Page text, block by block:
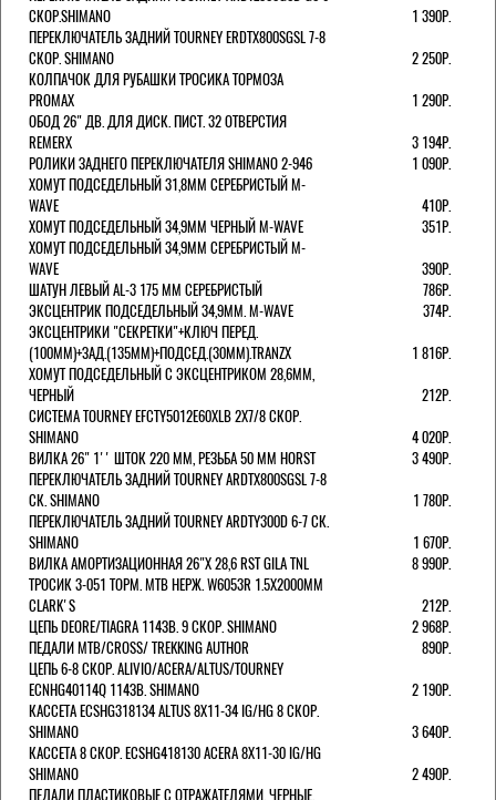
СКОР.SHIMANO
1 390Р.
ПЕРЕКЛЮЧАТЕЛЬ ЗАДНИЙ TOURNEY ERDTX800SGSL 7-8
СКОР. SHIMANO
2 250Р.
КОЛПАЧОК ДЛЯ РУБАШКИ ТРОСИКА ТОРМОЗА
PROMAX
1 290Р.
ОБОД 26" ДВ. ДЛЯ ДИСК. ПИСТ. 32 ОТВЕРСТИЯ
REMERX
3 194Р.
РОЛИКИ ЗАДНЕГО ПЕРЕКЛЮЧАТЕЛЯ SHIMANO 2-946
1 090Р.
ХОМУТ ПОДСЕДЕЛЬНЫЙ 31,8ММ СЕРЕБРИСТЫЙ M-
WAVE
410Р.
ХОМУТ ПОДСЕДЕЛЬНЫЙ 34,9ММ ЧЕРНЫЙ M-WAVE
351Р.
ХОМУТ ПОДСЕДЕЛЬНЫЙ 34,9ММ СЕРЕБРИСТЫЙ M-
WAVE
390Р.
ШАТУН ЛЕВЫЙ AL-3 175 ММ СЕРЕБРИСТЫЙ
786Р.
ЭКСЦЕНТРИК ПОДСЕДЕЛЬНЫЙ 34,9ММ. M-WAVE
374Р.
ЭКСЦЕНТРИКИ "СЕКРЕТКИ"+КЛЮЧ ПЕРЕД.
(100ММ)+ЗАД.(135ММ)+ПОДСЕД.(30ММ).TRANZX
1 816Р.
ХОМУТ ПОДСЕДЕЛЬНЫЙ С ЭКСЦЕНТРИКОМ 28,6ММ,
ЧЕРНЫЙ
212Р.
СИСТЕМА TOURNEY EFCTY5012E60XLB 2X7/8 СКОР.
SHIMANO
4 020Р.
ВИЛКА 26" 1'' ШТОК 220 ММ, РЕЗЬБА 50 ММ HORST
3 490Р.
ПЕРЕКЛЮЧАТЕЛЬ ЗАДНИЙ TOURNEY ARDTX800SGSL 7-8
СК. SHIMANO
1 780Р.
ПЕРЕКЛЮЧАТЕЛЬ ЗАДНИЙ TOURNEY ARDTY300D 6-7 СК.
SHIMANO
1 670Р.
ВИЛКА АМОРТИЗАЦИОННАЯ 26"Х 28,6 RST GILA TNL
8 990Р.
ТРОСИК 3-051 ТОРМ. MTB НЕРЖ. W6053R 1.5Х2000ММ
СLARK'S
212Р.
ЦЕПЬ DEORE/TIAGRA 114ЗВ. 9 СКОР. SHIMANO
2 968Р.
ПЕДАЛИ MTB/CROSS/ TREKKING AUTHOR
890Р.
ЦЕПЬ 6-8 СКОР. ALIVIO/ACERA/ALTUS/TOURNEY
ECNHG40114Q 114ЗВ. SHIMANO
2 190Р.
КАССЕТА ECSHG318134 ALTUS 8Х11-34 IG/HG 8 СКОР.
SHIMANO
3 640Р.
КАССЕТА 8 СКОР. ECSHG418130 ACERA 8Х11-30 IG/HG
SHIMANO
2 490Р.
ПЕДАЛИ ПЛАСТИКОВЫЕ С ОТРАЖАТЕЛЯМИ, ЧЕРНЫЕ.